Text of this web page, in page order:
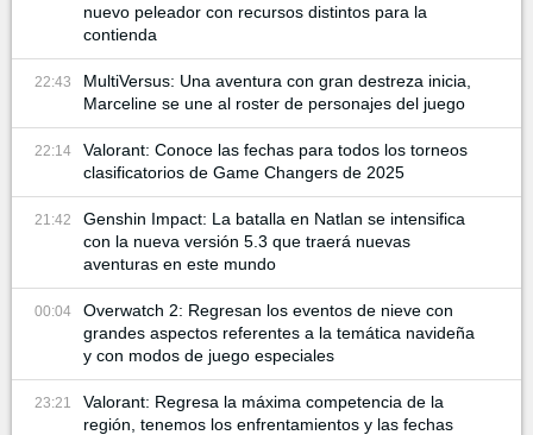
nuevo peleador con recursos distintos para la
contienda
22:43
MultiVersus: Una aventura con gran destreza inicia,
Marceline se une al roster de personajes del juego
22:14
Valorant: Conoce las fechas para todos los torneos
clasificatorios de Game Changers de 2025
21:42
Genshin Impact: La batalla en Natlan se intensifica
con la nueva versión 5.3 que traerá nuevas
aventuras en este mundo
00:04
Overwatch 2: Regresan los eventos de nieve con
grandes aspectos referentes a la temática navideña
y con modos de juego especiales
23:21
Valorant: Regresa la máxima competencia de la
región, tenemos los enfrentamientos y las fechas